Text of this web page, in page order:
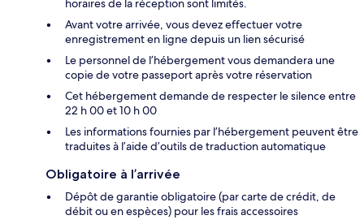
horaires de la réception sont limités.
Avant votre arrivée, vous devez effectuer votre
enregistrement en ligne depuis un lien sécurisé
Le personnel de l’hébergement vous demandera une
copie de votre passeport après votre réservation
Cet hébergement demande de respecter le silence entre
22 h 00 et 10 h 00
Les informations fournies par l’hébergement peuvent être
traduites à l’aide d’outils de traduction automatique
Obligatoire à l’arrivée
Dépôt de garantie obligatoire (par carte de crédit, de
débit ou en espèces) pour les frais accessoires